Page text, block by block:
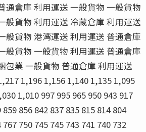
通倉庫 利用運送 一般貨物 一般貨物
般貨物 利用運送 冷蔵倉庫 利用運送
般貨物 港湾運送 利用運送 普通倉庫
般貨物 一般貨物 利用運送 普通倉庫
包業 一般貨物 普通倉庫 利用運送
1,196 1,156 1,140 1,135 1,095
1,010 997 995 965 950 943 917
856 842 837 835 815 814 804
750 745 745 743 741 740 732